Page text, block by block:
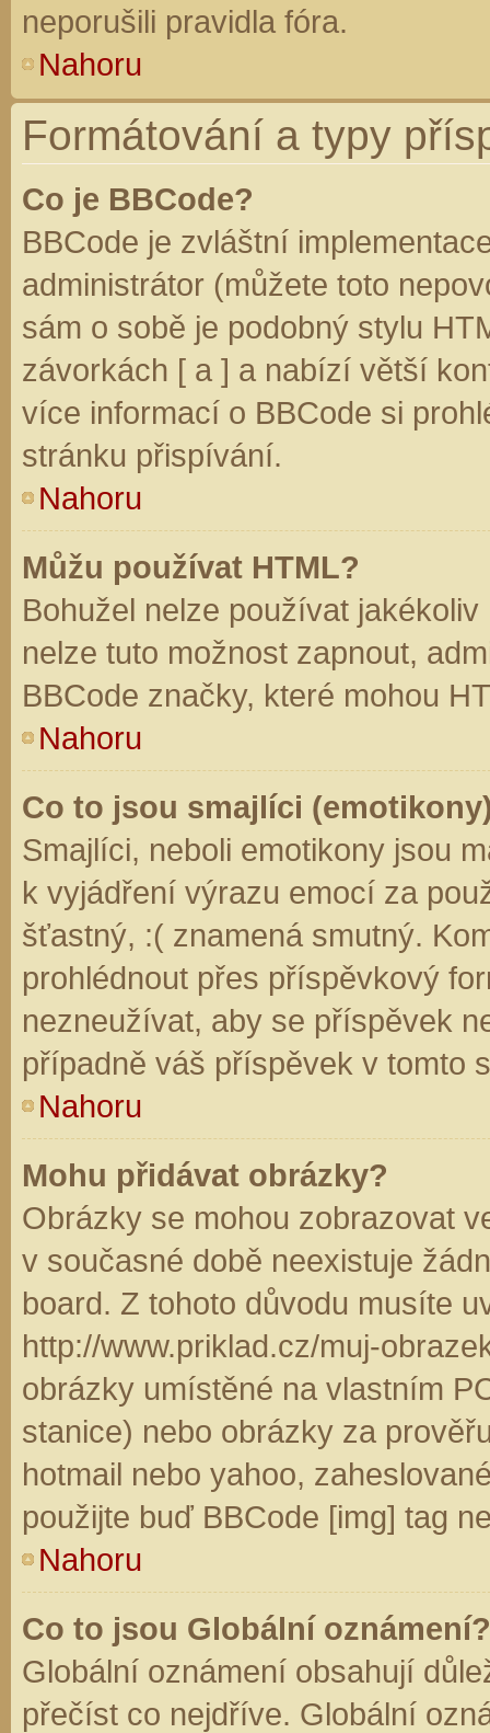
neporušili pravidla fóra.
Nahoru
Formátování a typy
Co je BBCode?
BBCode je zvláštní
administrátor (můžete toto
sám o sobě je podobný stylu
závorkách [ a ] a nabízí větší
více informací o BBCode si
stránku přispívání.
Nahoru
Můžu používat HTML?
Bohužel nelze používat
nelze tuto možnost zapnout,
BBCode značky, které mohou
Nahoru
Co to jsou smajlíci
Smajlíci, neboli emotikony jsou
k vyjádření výrazu emocí za
šťastný, :( znamená smutný.
prohlédnout přes příspěvkový
nezneužívat, aby se příspěvek
případně váš příspěvek v tomto
Nahoru
Mohu přidávat obrázky?
Obrázky se mohou zobrazovat
v současné době neexistuje
board. Z tohoto důvodu musíte
http://www.priklad.cz/muj-
obrázky umístěné na vlastním
stanice) nebo obrázky za
hotmail nebo yahoo,
použijte buď BBCode [img] tag
Nahoru
Co to jsou Globální oznámení?
Globální oznámení obsahují
přečíst co nejdříve. Globální